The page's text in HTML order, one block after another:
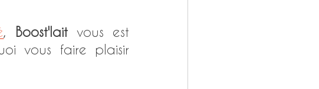
, Boost'lait vous est
vous faire plaisir